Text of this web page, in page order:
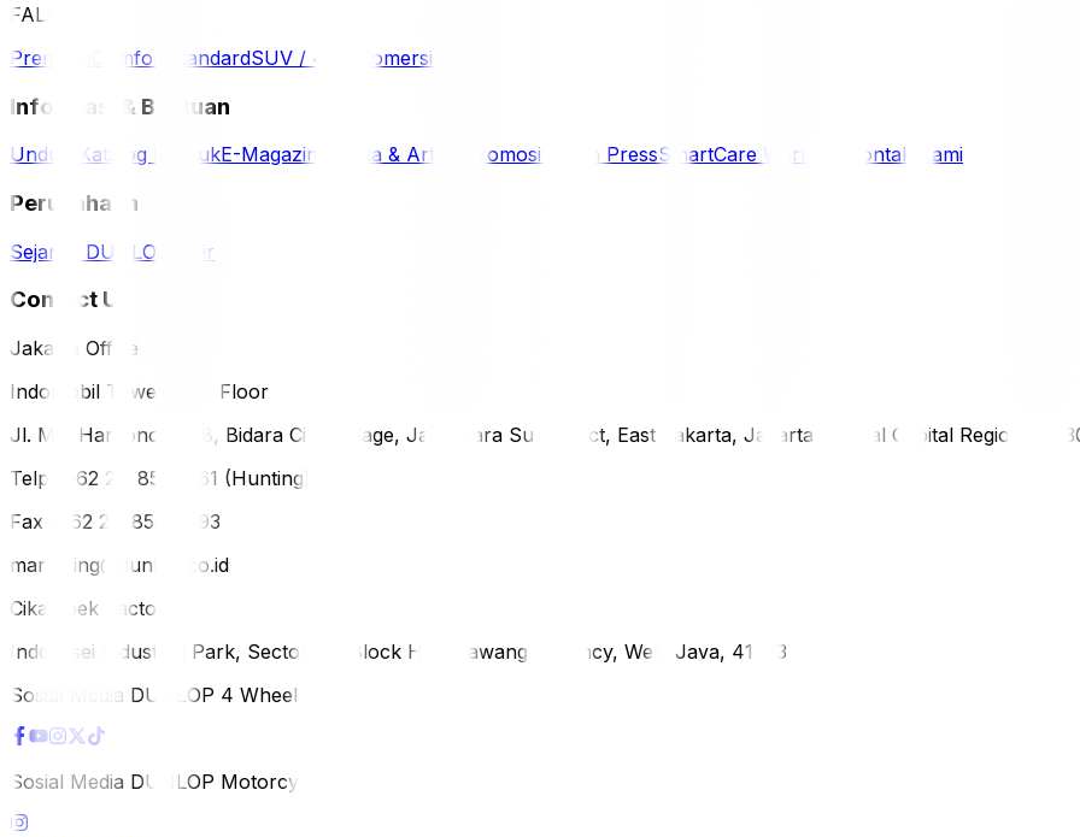
FALKEN
Premium
Comfort StandardSUV / 4WD Komersil
Informasi & Bantuan
Unduh Katalog ProdukE-Magazine Berita & Artikel Promosi Siaran PressSmartCare Warranty Kontak Kami
Perusahaan
Sejarah DUNLOP Karir
Contact Us
Jakarta Office
Indomobil Tower, 12th Floor
Jl. MT. Haryono Lot 8, Bidara Cina Village, Jatinegara Subdistrict, East Jakarta, Jakarta Special Capital Region,
Telp (+62 21) 851-2561 (Hunting)
Fax (+62 21) 856-5893
marketing@dunlop.co.id
Cikampek Factory
Indotaisei Industrial Park, Sector 1A, Block H, Karawang Regency, West Java, 41373
Sosial Media DUNLOP 4 Wheels
Sosial Media DUNLOP Motorcycle